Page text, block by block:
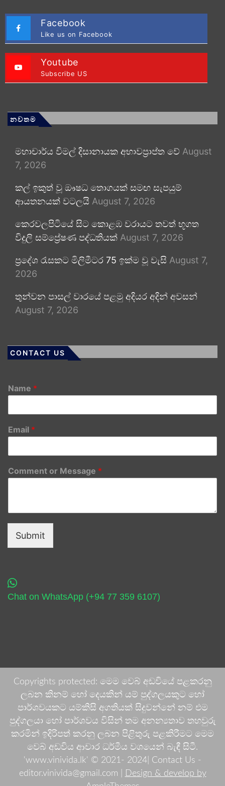
Facebook
Like us on Facebook
Youtube
Subscribe US
නවතම
මහාචාර්ය විමල් දිසානායක අභාවප්‍රාප්ත වේ August
7, 2026
කල් ඉකුත් වූ ඖෂධ තොගයක් සමඟ සැපයුම්
ආයතනයක් වටලයි August 7, 2026
කෙරවලපිටියේ සිට කොළඹ වරායට තවත් භූගත
විදුලි සම්ප්‍රේෂණ පද්ධතියක් August 7, 2026
ප්‍රදේශ රැසකට මිලිමීටර 75 ඉක්ම වූ වැසි August 7,
2026
තුන්වන පාසල් වාරයේ පළමු අදියර අදින් අවසන්
August 7, 2026
CONTACT US
Name *
Email *
Comment or Message *
Submit
Chat on WhatsApp (+94 77 359 6107)
Copyrights protected: මෙම වෙබ් අඩවියේ පළකරනු
ලබන කිනම් හෝ දෙයකින් යම් පුද්ගලයකුට හෝ
පාර්ශවයකට යම්කිසි අගතියක් සිදුවන්නේ නම් එම
පුද්ගලයා හෝ පාර්ශවය විසින් තම අනන්‍යතාව තහවුරු
කරමින් ඉදිරිපත් කරනු ලබන පිළිතුරු පළකිරීමට මෙම
වෙබ් අඩවිය ආචාර ධර්මීය වශයෙන් බැඳී සිටී.
'www.vinivida.lk' © 2021- 2024| Contact Us -
editor.vinivida@gmail.com |
Design & develop by